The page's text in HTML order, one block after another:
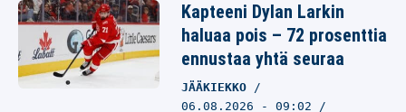
Kapteeni Dylan Larkin
haluaa pois – 72 prosenttia
ennustaa yhtä seuraa
JÄÄKIEKKO
06.08.2026 - 09:02